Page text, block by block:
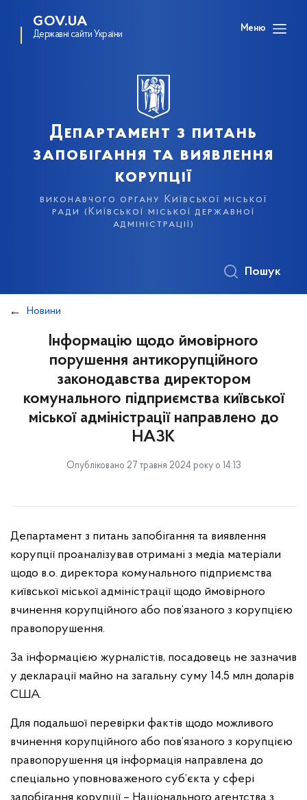
GOV.UA
Державні сайти України
Меню
Департамент з питань
запобігання та виявлення
корупції
виконавчого органу Київської міської
ради (Київської міської державної
адміністрації)
Пошук
Новини
Інформацію щодо ймовірного
порушення антикорупційного
законодавства директором
комунального підприємства київської
міської адміністрації направлено до
НАЗК
Опубліковано 27 травня 2024 року о 14:13
Департамент з питань запобігання та виявлення
корупції проаналізував отримані з медіа матеріали
щодо в.о. директора комунального підприємства
київської міської адміністрації щодо ймовірного
вчинення корупційного або пов’язаного з корупцією
правопорушення.
За інформацією журналістів, посадовець не зазначив
у декларації майно на загальну суму 14,5 млн доларів
США.
Для подальшої перевірки фактів щодо можливого
вчинення корупційного або пов’язаного з корупцією
правопорушення ця інформація направлена до
спеціально уповноваженого суб’єкта у сфері